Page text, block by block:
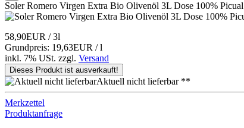
Soler Romero Virgen Extra Bio Olivenöl 3L Dose 100% Picual
58,90EUR / 3l
Grundpreis: 19,63EUR / l
inkl. 7% USt. zzgl. Versand
Dieses Produkt ist ausverkauft!
Aktuell nicht lieferbar **
Merkzettel
Produktanfrage